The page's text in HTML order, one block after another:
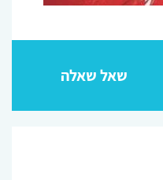
שאל שאלה